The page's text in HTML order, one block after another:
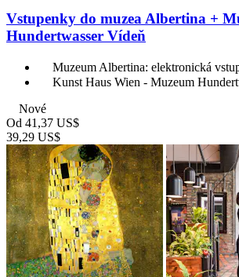
Vstupenky do muzea Albertina +
Hundertwasser Vídeň
Muzeum Albertina: elektronická
Kunst Haus Wien - Muzeum
Nové
Od 41,37 US$
39,29 US$